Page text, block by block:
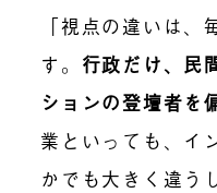
「視点の違いは
す。 行政だけ、民
ションの登壇者を
業といっても、イ
かでも大きく違う